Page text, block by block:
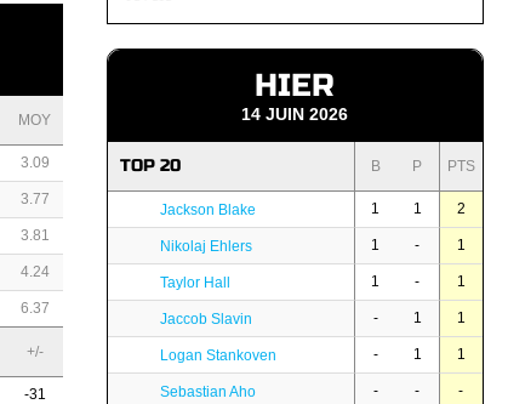
MOY
3.09
3.77
3.81
4.24
6.37
+/-
-31
HIER
14 JUIN 2026
TOP 20 B P PTS
Jackson Blake 1 1 2
Nikolaj Ehlers 1 - 1
Taylor Hall 1 - 1
Jaccob Slavin - 1 1
Logan Stankoven - 1 1
Sebastian Aho - - -